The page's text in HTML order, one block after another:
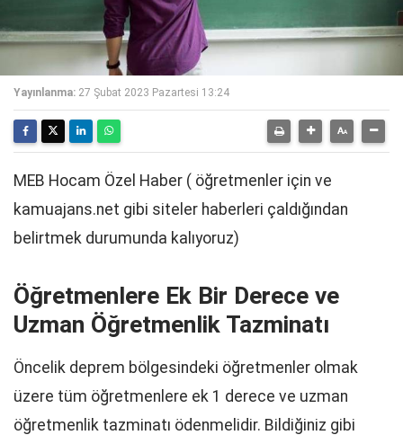
Yayınlanma: 27 Şubat 2023 Pazartesi 13:24
MEB Hocam Özel Haber ( öğretmenler için ve
kamuajans.net gibi siteler haberleri çaldığından
belirtmek durumunda kalıyoruz)
Öğretmenlere Ek Bir Derece ve
Uzman Öğretmenlik Tazminatı
Öncelik deprem bölgesindeki öğretmenler olmak
üzere tüm öğretmenlere ek 1 derece ve uzman
öğretmenlik tazminatı ödenmelidir. Bildiğiniz gibi